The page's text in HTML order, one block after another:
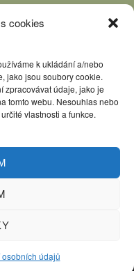
cookies
k ukládání a/nebo
jako jsou soubory cookie.
zpracovávat údaje, jako je
tomto webu. Nesouhlas nebo
vlastnosti a funkce.
údajů